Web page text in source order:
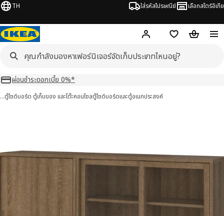
TH ใส่รหัสไปรษณีย์ เลือกสโตร์อิเกีย
Hej! เข้าสู่ระบบ หรือ ลงทะเ
ช้อปปิ้งลิสต์ตะกร้าสินค้
ผ่อนชำระดอกเบี้ย 0%*
…ตู้ไซด์บอร์ด ตู้เก็บของ และโต๊ะคอนโซลตู้ไซด์บอร์ดและตู้อเนกประสงค์